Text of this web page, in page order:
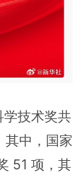
技术奖共
其中，国家
51 项，其